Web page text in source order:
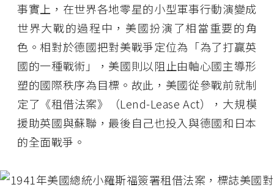
事實上，在世界各地零星的小型軍事行動演變成
世界大戰的過程中，美國扮演了相當重要的角
色。相對於德國把對美戰爭定位為「為了打贏英
國的一種戰術」，美國則以阻止由軸心國主導形
塑的國際秩序為目標。故此，美國從參戰前就制
定了《租借法案》（Lend-Lease Act），大規模
援助英國與蘇聯，最後自己也投入與德國和日本
的全面戰爭。